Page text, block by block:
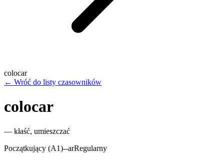
colocar
← Wróć do listy czasowników
colocar
— kłaść, umieszczać
Początkujący (A1)--arRegularny